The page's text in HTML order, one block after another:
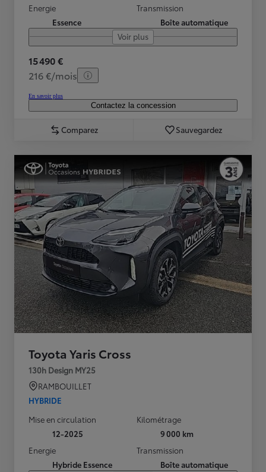
Energie
Essence
Transmission
Boîte automatique
Voir plus
15 490 €
216 €/mois
En savoir plus
Contactez la concession
Comparez Sauvegardez
Toyota Yaris Cross
130h Design MY25
RAMBOUILLET
HYBRIDE
Mise en circulation
12-2025
Kilométrage
9 000 km
Energie
Hybride Essence
Transmission
Boîte automatique